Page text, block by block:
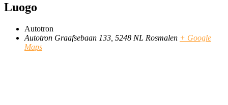
Luogo
Autotron
Autotron Graafsebaan 133, 5248 NL Rosmalen + Google
Maps